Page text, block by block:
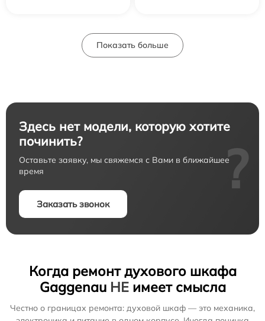
Показать больше
Здесь нет модели, которую хотите
починить?
Оставьте заявку, мы свяжемся с Вами в ближайшее
время
Заказать звонок
?
Когда ремонт духового шкафа
Gaggenau НЕимеет смысла
Честно о границах ремонта: духовой шкаф — это механика,